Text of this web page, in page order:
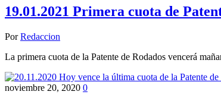
19.01.2021 Primera cuota de
Por Redaccion
La primera cuota de la Patente de Rodados vencerá
noviembre 20, 2020 0